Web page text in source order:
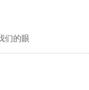
们的眼